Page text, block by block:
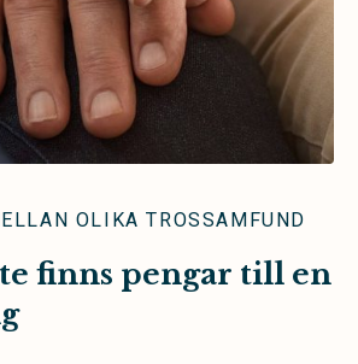
OLIKA TROSSAMFUND
finns pengar till en